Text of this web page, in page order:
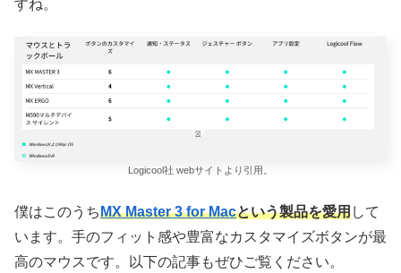
すね。
Logicool社 webサイトより引用。
僕はこのうちMX Master 3 for Macという製品を愛用して
います。手のフィット感や豊富なカスタマイズボタンが最
高のマウスです。以下の記事もぜひご覧ください。